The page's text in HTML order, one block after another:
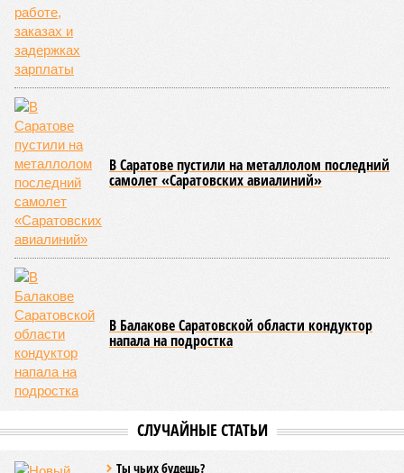
В Саратове пустили на металлолом последний
самолет «Саратовских авиалиний»
В Балакове Саратовской области кондуктор
напала на подростка
СЛУЧАЙНЫЕ СТАТЬИ
Ты чьих будешь?